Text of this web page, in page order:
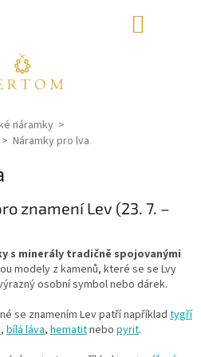
náramky
Náramky pro lva
znamení Lev (23. 7. –
s minerály tradičně spojovanými
modely z kamenů, které se se Lvy
osobní symbol nebo dárek.
se znamením Lev patří například tygří
, bílá láva, hematitnebo pyrit.